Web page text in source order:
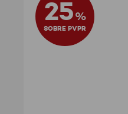
25%
SOBRE PVPR